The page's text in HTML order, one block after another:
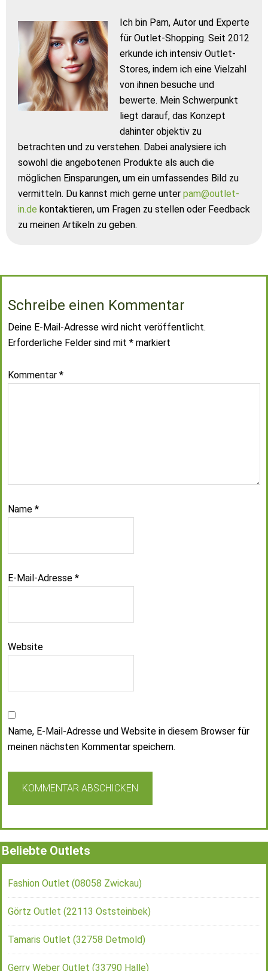
Ich bin Pam, Autor und Experte
für Outlet-Shopping. Seit 2012
erkunde ich intensiv Outlet-
Stores, indem ich eine Vielzahl
von ihnen besuche und
bewerte. Mein Schwerpunkt
liegt darauf, das Konzept
dahinter objektiv zu
betrachten und zu verstehen. Dabei analysiere ich
sowohl die angebotenen Produkte als auch die
möglichen Einsparungen, um ein umfassendes Bild zu
vermitteln. Du kannst mich gerne unter pam@outlet-
in.de kontaktieren, um Fragen zu stellen oder Feedback
zu meinen Artikeln zu geben.
Schreibe einen Kommentar
Deine E-Mail-Adresse wird nicht veröffentlicht.
Erforderliche Felder sind mit * markiert
Kommentar *
Name *
E-Mail-Adresse *
Website
Name, E-Mail-Adresse und Website in diesem Browser für
meinen nächsten Kommentar speichern.
Beliebte Outlets
Fashion Outlet (08058 Zwickau)
Görtz Outlet (22113 Oststeinbek)
Tamaris Outlet (32758 Detmold)
Gerry Weber Outlet (33790 Halle)